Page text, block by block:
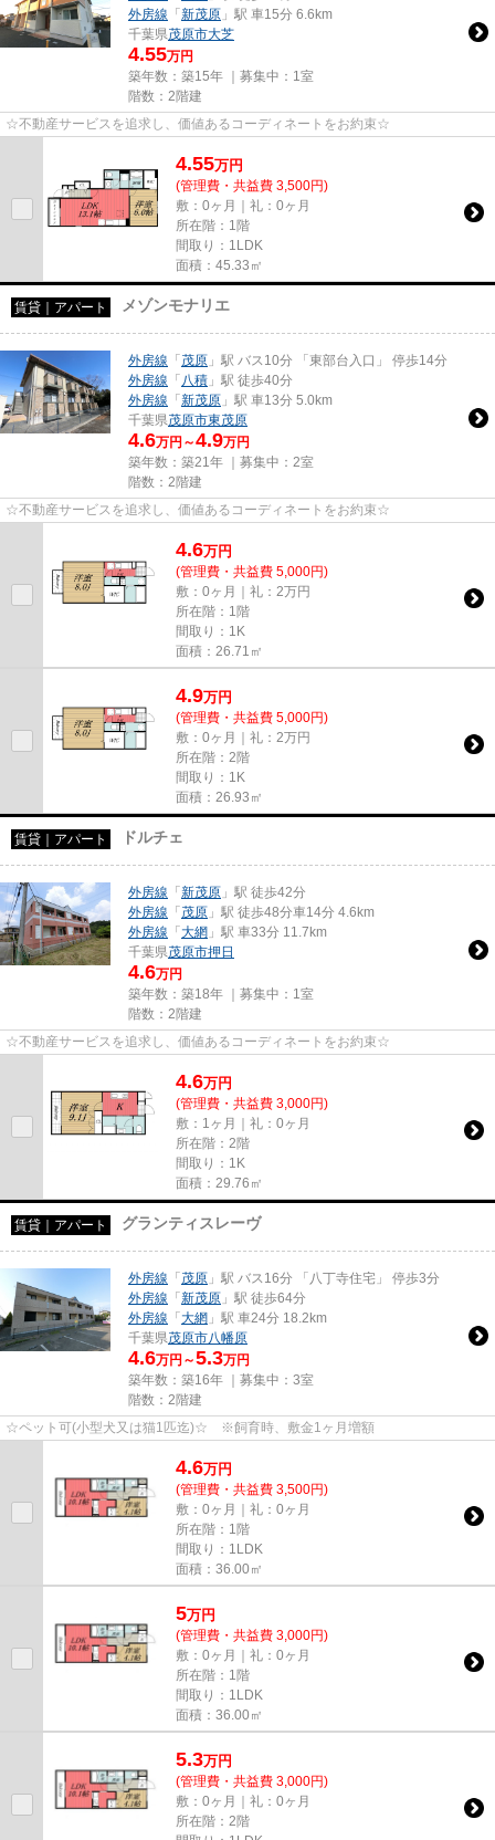
外房線 「新茂原 」駅 車15分 6.6km
千葉県茂原市大芝
4.55万円
築年数：築15年 ｜募集中： 1室
階数：2階建
☆不動産サービスを追求し、価値あるコーディネートをお約束☆
4.55万円
(管理費・共益費 3,500円)
敷：0ヶ月｜礼：0ヶ月
所在階：1階
間取り：1LDK
面積：45.33㎡
賃貸｜アパート メゾンモナリエ
外房線 「茂原 」駅 バス10分 「東部台入口」 停歩14分
外房線 「 八積 」駅 徒歩40分
外房線 「新茂原 」駅 車13分 5.0km
千葉県茂原市東茂原
4.6万円～4.9万円
築年数：築21年 ｜募集中： 2室
階数：2階建
☆不動産サービスを追求し、価値あるコーディネートをお約束☆
4.6万円
(管理費・共益費 5,000円)
敷：0ヶ月｜礼：2万円
所在階：1階
間取り：1K
面積：26.71㎡
4.9万円
(管理費・共益費 5,000円)
敷：0ヶ月｜礼：2万円
所在階：2階
間取り：1K
面積：26.93㎡
賃貸｜アパート ドルチェ
外房線 「新茂原 」駅 徒歩42分
外房線 「茂原 」駅 徒歩48分車14分 4.6km
外房線 「大網 」駅 車33分 11.7km
千葉県茂原市押日
4.6万円
築年数：築18年 ｜募集中： 1室
階数：2階建
☆不動産サービスを追求し、価値あるコーディネートをお約束☆
4.6万円
(管理費・共益費 3,000円)
敷：1ヶ月｜礼：0ヶ月
所在階：2階
間取り：1K
面積：29.76㎡
賃貸｜アパート グランティスレーヴ
外房線 「茂原 」駅 バス16分 「八丁寺住宅」 停歩3分
外房線 「新茂原 」駅 徒歩64分
外房線 「大網 」駅 車24分 18.2km
千葉県茂原市八幡原
4.6万円～5.3万円
築年数：築16年 ｜募集中： 3室
階数：2階建
☆ペット可(小型犬又は猫1匹迄)☆ ※飼育時、敷金1ヶ月増額
4.6万円
(管理費・共益費 3,500円)
敷：0ヶ月｜礼：0ヶ月
所在階：1階
間取り：1LDK
面積：36.00㎡
5万円
(管理費・共益費 3,000円)
敷：0ヶ月｜礼：0ヶ月
所在階：1階
間取り：1LDK
面積：36.00㎡
5.3万円
(管理費・共益費 3,000円)
敷：0ヶ月｜礼：0ヶ月
所在階：2階